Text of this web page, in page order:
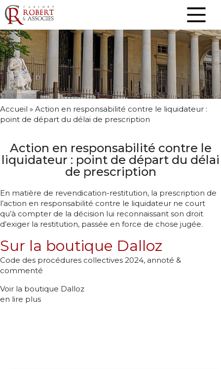
Accueil » Action en responsabilité contre le liquidateur :
point de départ du délai de prescription
Action en responsabilité contre le
liquidateur : point de départ du délai
de prescription
En matière de revendication-restitution, la prescription de
l’action en responsabilité contre le liquidateur ne court
qu’à compter de la décision lui reconnaissant son droit
d’exiger la restitution, passée en force de chose jugée.
Sur la boutique Dalloz
Code des procédures collectives 2024, annoté &
commenté
Voir la boutique Dalloz
en lire plus